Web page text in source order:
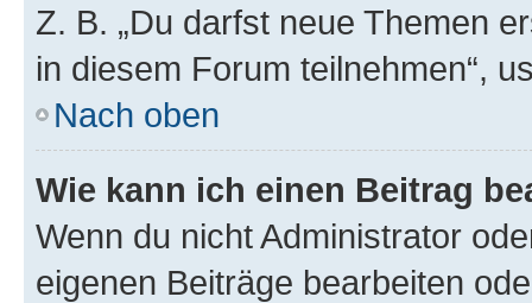
Z. B. „Du darfst neue Themen
in diesem Forum teilnehmen“,
Nach oben
Wie kann ich einen Beitrag
Wenn du nicht Administrator
eigenen Beiträge bearbeiten